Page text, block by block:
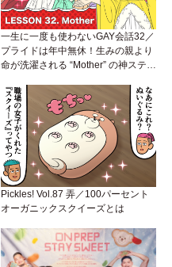
一生に一度も使わないGAY会話32／
プライドは年中無休！生みの親より
命が洗濯される “Mother” の神ステー
Pickles! Vol.87 弄／100パーセント
オーガニックスクイーズとは